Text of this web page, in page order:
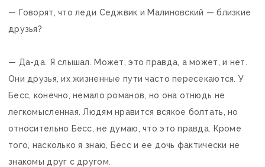
— Говорят, что леди Седжвик и Малиновский — близкие
друзья?
— Да-да. Я слышал. Может, это правда, а может, и нет.
Они друзья, их жизненные пути часто пересекаются. У
Бесс, конечно, немало романов, но она отнюдь не
легкомысленная. Людям нравится всякое болтать, но
относительно Бесс, не думаю, что это правда. Кроме
того, насколько я знаю, Бесс и ее дочь фактически не
знакомы друг с другом.